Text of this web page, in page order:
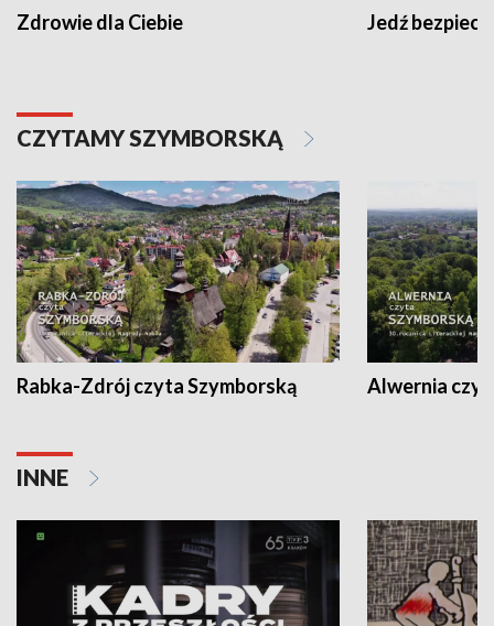
Zdrowie dla Ciebie Jedź
CZYTAMY SZYMBORSKĄ
Rabka-Zdrój czyta Szymborską Alwernia
INNE